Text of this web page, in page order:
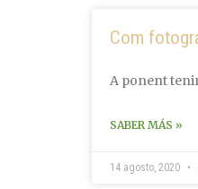
Com
A ponent
SABER MÁS »
14 agosto, 2020